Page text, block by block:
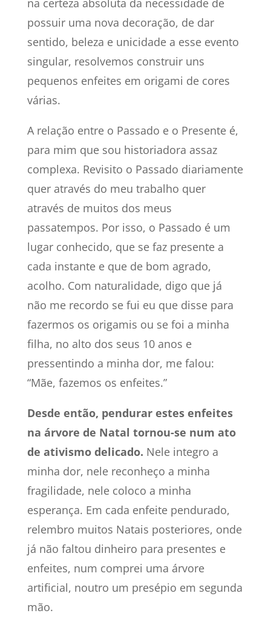
na certeza absoluta da necessidade de
possuir uma nova decoração, de dar
sentido, beleza e unicidade a esse evento
singular, resolvemos construir uns
pequenos enfeites em origami de cores
várias.
A relação entre o Passado e o Presente é,
para mim que sou historiadora assaz
complexa. Revisito o Passado diariamente
quer através do meu trabalho quer
através de muitos dos meus
passatempos. Por isso, o Passado é um
lugar conhecido, que se faz presente a
cada instante e que de bom agrado,
acolho. Com naturalidade, digo que já
não me recordo se fui eu que disse para
fazermos os origamis ou se foi a minha
filha, no alto dos seus 10 anos e
pressentindo a minha dor, me falou:
“Mãe, fazemos os enfeites.”
Desde então, pendurar estes enfeites
na árvore de Natal tornou-se num ato
de ativismo delicado. Nele integro a
minha dor, nele reconheço a minha
fragilidade, nele coloco a minha
esperança. Em cada enfeite pendurado,
relembro muitos Natais posteriores, onde
já não faltou dinheiro para presentes e
enfeites, num comprei uma árvore
artificial, noutro um presépio em segunda
mão.